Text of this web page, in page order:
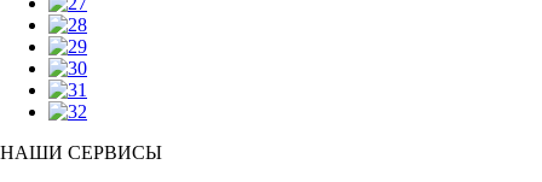
НАШИ СЕРВИСЫ